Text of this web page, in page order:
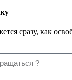
сразу, как